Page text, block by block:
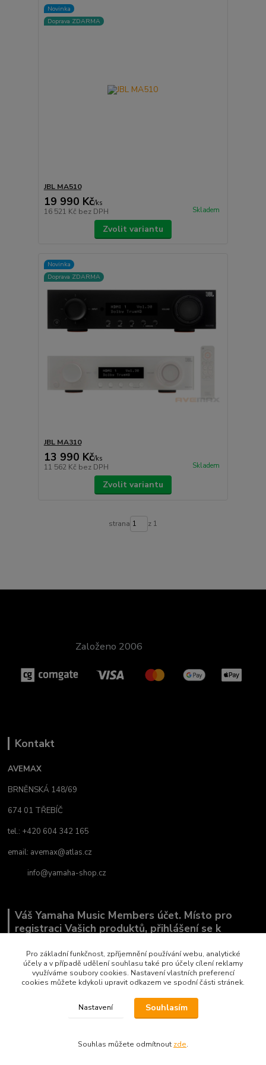
Novinka
Doprava ZDARMA
JBL MA510
19 990 Kč/ks
16 521 Kč bez DPH Skladem
Zvolit variantu
Novinka
Doprava ZDARMA
JBL MA310
13 990 Kč/ks
11 562 Kč bez DPH Skladem
Zvolit variantu
strana z 1
Založeno 2006
Kontakt
AVEMAX
BRNĚNSKÁ 148/69
674 01 TŘEBÍČ
tel.: +420 604 342 165
email: avemax@atlas.cz
info@yamaha-shop.cz
Váš Yamaha Music Members účet. Místo pro
registraci Vašich produktů, přihlášení se k
co Vás zajímá.
Copyright by AVEMAX
Pro základní funkčnost, zpříjemnění používání webu, analytické
účely a v případě udělení souhlasu také pro účely cílení reklamy
využíváme soubory cookies. Nastavení vlastních preferencí
cookies můžete kdykoli upravit odkazem ve spodní části stránek.
Nastavení Souhlasím
Souhlas můžete odmítnout zde.